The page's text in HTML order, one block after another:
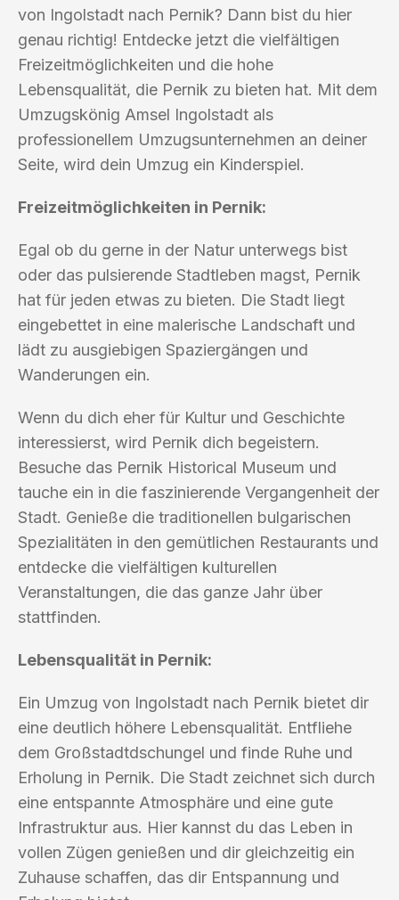
von Ingolstadt nach Pernik? Dann bist du hier
genau richtig! Entdecke jetzt die vielfältigen
Freizeitmöglichkeiten und die hohe
Lebensqualität, die Pernik zu bieten hat. Mit dem
Umzugskönig Amsel Ingolstadt als
professionellem Umzugsunternehmen an deiner
Seite, wird dein Umzug ein Kinderspiel.
Freizeitmöglichkeiten in Pernik:
Egal ob du gerne in der Natur unterwegs bist
oder das pulsierende Stadtleben magst, Pernik
hat für jeden etwas zu bieten. Die Stadt liegt
eingebettet in eine malerische Landschaft und
lädt zu ausgiebigen Spaziergängen und
Wanderungen ein.
Wenn du dich eher für Kultur und Geschichte
interessierst, wird Pernik dich begeistern.
Besuche das Pernik Historical Museum und
tauche ein in die faszinierende Vergangenheit der
Stadt. Genieße die traditionellen bulgarischen
Spezialitäten in den gemütlichen Restaurants und
entdecke die vielfältigen kulturellen
Veranstaltungen, die das ganze Jahr über
stattfinden.
Lebensqualität in Pernik:
Ein Umzug von Ingolstadt nach Pernik bietet dir
eine deutlich höhere Lebensqualität. Entfliehe
dem Großstadtdschungel und finde Ruhe und
Erholung in Pernik. Die Stadt zeichnet sich durch
eine entspannte Atmosphäre und eine gute
Infrastruktur aus. Hier kannst du das Leben in
vollen Zügen genießen und dir gleichzeitig ein
Zuhause schaffen, das dir Entspannung und